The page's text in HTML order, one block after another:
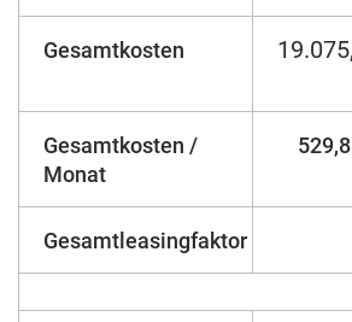
Gesamtkosten
Gesamtkosten /
Monat
Gesamtleasingfaktor